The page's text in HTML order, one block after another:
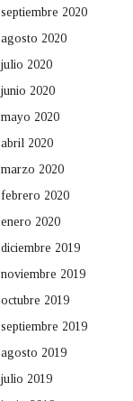
septiembre 2020
agosto 2020
julio 2020
junio 2020
mayo 2020
abril 2020
marzo 2020
febrero 2020
enero 2020
diciembre 2019
noviembre 2019
octubre 2019
septiembre 2019
agosto 2019
julio 2019